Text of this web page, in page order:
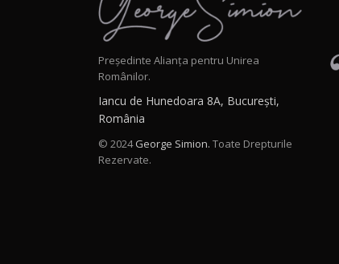
Președinte Alianța pentru Unirea
Românilor.
Iancu de Hunedoara 8A, București,
România
© 2024George Simion. Toate Drepturile
Rezervate.